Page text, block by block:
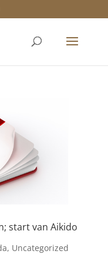
start van Aikido
, Uncategorized